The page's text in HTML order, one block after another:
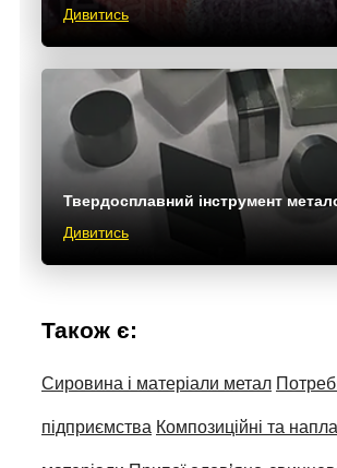
Дивитись
Твердосплавний інструмент
Дивитись
Також є:
Сировина і матеріали метал
підприємства Композиційні та